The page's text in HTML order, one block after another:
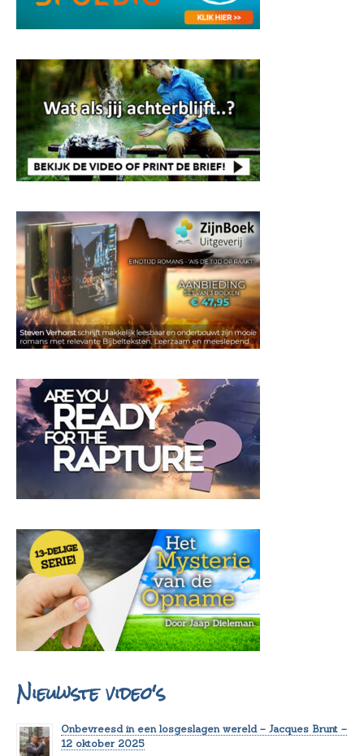
Nieuwste video's
Onbevreesd in een losgeslagen wereld – Jacques Brunt –
12 oktober 2025